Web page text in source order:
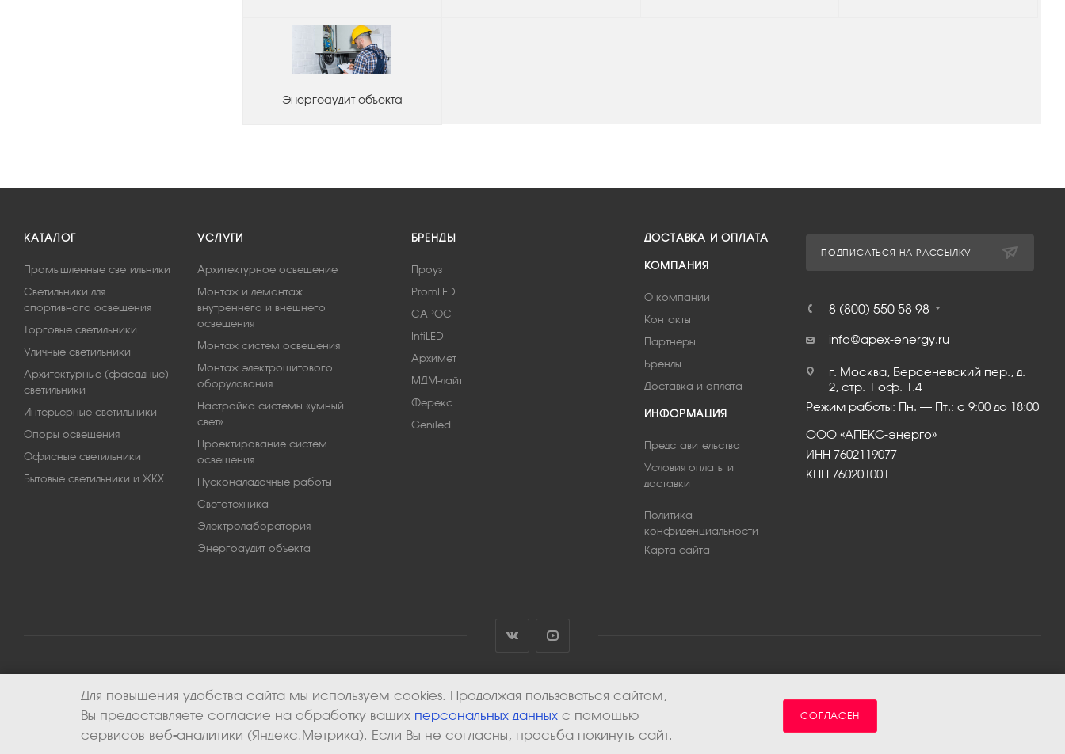
Энергоаудит объекта
КАТАЛОГ
Промышленные светильники
Светильники для
спортивного освещения
Торговые светильники
Уличные светильники
Архитектурные (фасадные)
светильники
Интерьерные светильники
Опоры освещения
Офисные светильники
Бытовые светильники и ЖКХ
УСЛУГИ
Архитектурное освещение
Монтаж и демонтаж
внутреннего и внешнего
освещения
Монтаж систем освещения
Монтаж электрощитового
оборудования
Настройка системы «умный
свет»
Проектирование систем
освещения
Пусконаладочные работы
Светотехника
Электролаборатория
Энергоаудит объекта
БРЕНДЫ
Проуз
PromLED
САРОС
IntiLED
Архимет
МДМ-лайт
Ферекс
Geniled
ДОСТАВКА И ОПЛАТА
КОМПАНИЯ
О компании
Контакты
Партнеры
Бренды
Доставка и оплата
ИНФОРМАЦИЯ
Представительства
Условия оплаты и
доставки
Политика
конфиденциальности
Карта сайта
ПОДПИСАТЬСЯ НА РАССЫЛКУ
8 (800) 550 58 98
info@apex-energy.ru
г. Москва, Берсеневский пер., д.
2, стр. 1 оф. 1.4
Режим работы: Пн. – Пт.: с 9:00 до 18:00
ООО «АПЕКС-энерго»
ИНН 7602119077
КПП 760201001
2026 © ООО «Апекс-энерго». Все права защищены.
Для повышения удобства сайта мы используем cookies. Продолжая пользоваться сайтом,
Вы предоставляете согласие на обработку ваших персональных данных с помощью
сервисов веб-аналитики (Яндекс.Метрика). Если Вы не согласны, просьба покинуть сайт.
СОГЛАСЕН